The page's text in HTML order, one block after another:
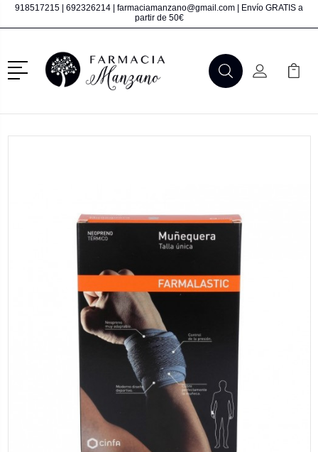
918517215 692326214 farmaciamanzano@gmail.com | Envío GRATIS a
partir de 50€
Menú
BuscarMi Cuenta
Mi